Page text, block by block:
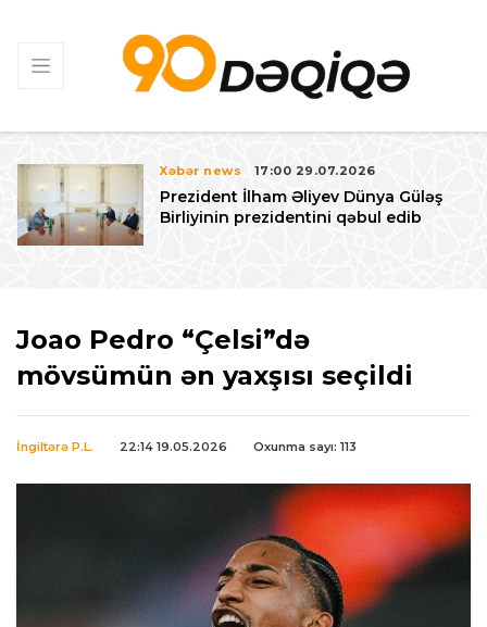
Xəbər news 17:00 29.07.2026
Prezident İlham Əliyev Dünya Güləş
Birliyinin prezidentini qəbul edib
Joao Pedro “Çelsi”də
mövsümün ən yaxşısı seçildi
İngiltərə P.L. 22:14 19.05.2026 Oxunma sayı: 113